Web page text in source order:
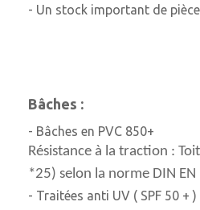
- Un stock important de
Bâches :
- Bâches en PVC 850+
Résistance à la traction :
*25) selon la norme DIN
- Traitées anti UV ( SPF 50 + )